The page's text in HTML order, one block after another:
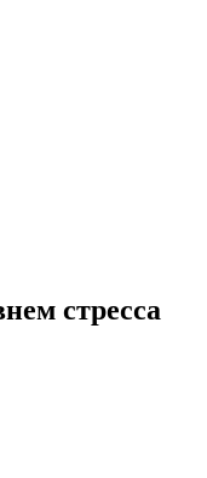
стресса